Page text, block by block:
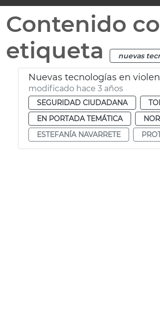
Contenido
etiqueta
nuevas
Nuevas tecnologías en
modificado hace 3 años
SEGURIDAD CIUDADANA
EN PORTADA TEMÁTICA
ESTEFANÍA NAVARRETE